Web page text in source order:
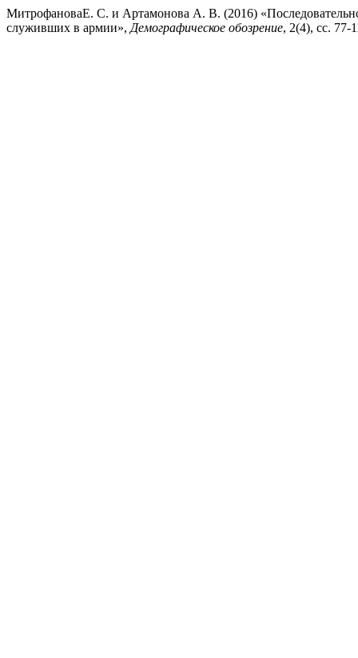
МитрофановаЕ. С. и Артамонова А. В. (2016)
служивших в армии», Демографическое обозрение, 2(4), сс. 77-